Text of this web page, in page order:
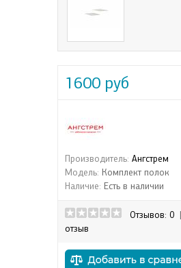
1600 руб
Производитель: Ангстрем
Модель: Комплект полок
Наличие: Есть в наличии
Отзывов: 0
отзыв